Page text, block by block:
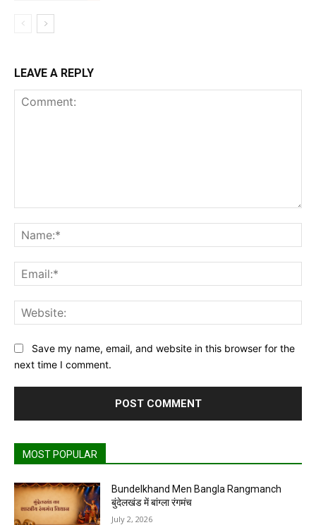
LEAVE A REPLY
Save my name, email, and website in this browser for the
next time I comment.
MOST POPULAR
Bundelkhand Men Bangla Rangmanch
बुंदेलखंड में बांग्ला रंगमंच
July 2, 2026